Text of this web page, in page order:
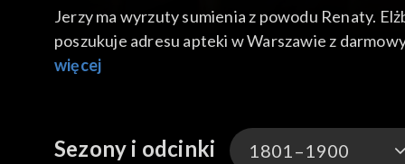
Jerzy ma wyrzuty sumienia z powodu Renaty. Elżbieta zauważa, że
poszukuje adresu apteki w Warszawie z
umówił się z Hanną w kawiarni, żeby przekazać
więcej
Sezony i odcinki 1801–1900